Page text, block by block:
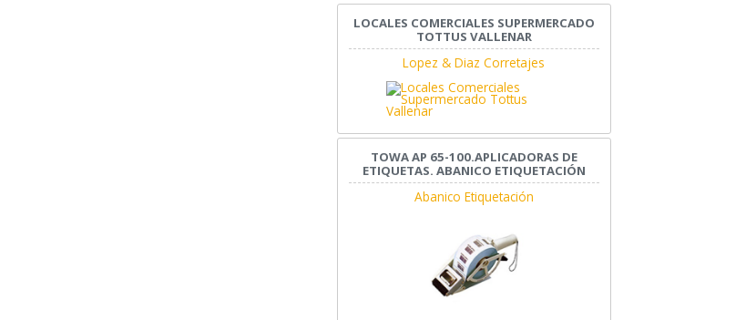
LOCALES COMERCIALES SUPERMERCADO
TOTTUS VALLENAR
Lopez & Diaz Corretajes
TOWA AP 65-100.APLICADORAS DE
ETIQUETAS. ABANICO ETIQUETACIÓN
Abanico Etiquetación